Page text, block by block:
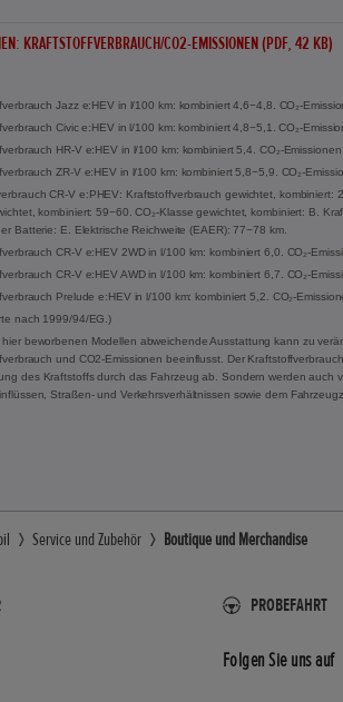
KRAFTSTOFFVERBRAUCH/CO2-EMISSIONEN (PDF, 42 KB)
Jazz e:HEV in l/100 km: kombiniert 4,6−4,8. CO₂-
Civic e:HEV in l/100 km: kombiniert 4,8−5,1. CO₂-
HR-V e:HEV in l/100 km: kombiniert 5,4. CO₂-
ZR-V e:HEV in l/100 km: kombiniert 5,8−5,9. CO₂-
CR-V e:PHEV: Kraftstoffverbrauch gewichtet,
kombiniert: 59−60. CO₂-Klasse gewichtet, kombiniert: B.
Batterie: E. Elektrische Reichweite (EAER): 77−78 km.
CR-V e:HEV 2WD in l/100 km: kombiniert 6,0. CO₂-
CR-V e:HEV AWD in l/100 km: kombiniert 6,7. CO₂-
Prelude e:HEV in l/100 km: kombiniert 5,2. CO₂-
nach 1999/94/EG.)
beworbenen Modellen abweichende Ausstattung kann zu
und CO2-Emissionen beeinflusst. Der
des Kraftstoffs durch das Fahrzeug ab. Sondern werden
Straßen- und Verkehrsverhältnissen sowie dem
Service und Zubehör Boutique und Merchandise
PROBEFAHRT
Folgen Sie uns auf